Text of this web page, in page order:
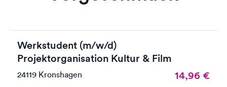
Werkstudent (m/w/d)
Projektorganisation Kultur & Film
24119 Kronshagen 14,96 €